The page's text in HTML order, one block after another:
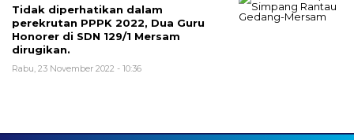
Tidak diperhatikan dalam
perekrutan PPPK 2022, Dua Guru
Honorer di SDN 129/1 Mersam
dirugikan.
Rabu, 23 November 2022 - 10:36